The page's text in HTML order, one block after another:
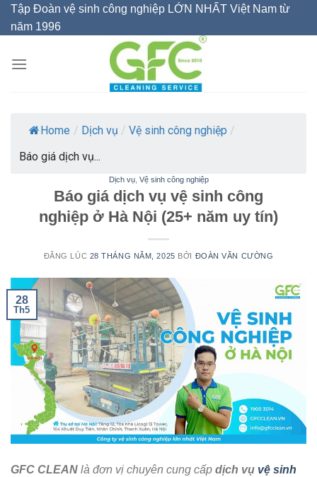
SkipTập Đoàn vệ sinh công nghiệp LỚN NHẤT Việt Nam từ
năm 1996
Home / Dịch vụ / Vệ sinh công nghiệp /
Báo giá dịch vụ...
Dịch vụ, Vệ sinh công nghiệp
Báo giá dịch vụ vệ sinh công
nghiệp ở Hà Nội (25+ năm uy tín)
ĐĂNG LÚC 28 THÁNG NĂM, 2025 BỞI ĐOÀN VĂN CƯỜNG
28
Th5
GFC CLEAN là đơn vị chuyên cung cấp dịch vụ vệ sinh